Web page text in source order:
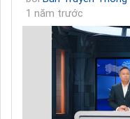
1 năm trước